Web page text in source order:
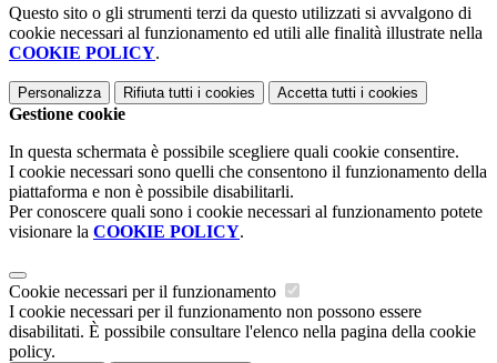
Questo sito o gli strumenti terzi da questo utilizzati si avvalgono di
cookie necessari al funzionamento ed utili alle finalità illustrate nella
COOKIE POLICY.
Personalizza Rifiuta tutti i cookies Accetta tutti i cookies
Gestione cookie
In questa schermata è possibile scegliere quali cookie consentire.
I cookie necessari sono quelli che consentono il funzionamento della
piattaforma e non è possibile disabilitarli.
Per conoscere quali sono i cookie necessari al funzionamento potete
visionare la COOKIE POLICY.
Cookie necessari per il funzionamento
I cookie necessari per il funzionamento non possono essere
disabilitati. È possibile consultare l'elenco nella pagina della cookie
policy.